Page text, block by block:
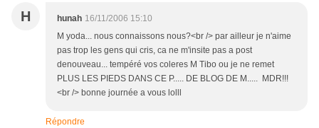
H hunah 16/11/2006 15:10
M yoda... nous connaissons nous?<br /> par ailleur je n'aime
pas trop les gens qui cris, ca ne m'insite pas a post
denouveau... tempéré vos coleres M Tibo ou je ne remet
PLUS LES PIEDS DANS CE P..... DE BLOG DE M..... MDR!!!
<br /> bonne journée a vous lolll
Répondre